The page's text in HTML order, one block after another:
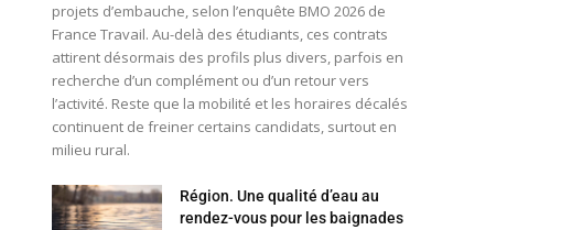
projets d’embauche, selon l’enquête BMO 2026 de
France Travail. Au-delà des étudiants, ces contrats
attirent désormais des profils plus divers, parfois en
recherche d’un complément ou d’un retour vers
l’activité. Reste que la mobilité et les horaires décalés
continuent de freiner certains candidats, surtout en
milieu rural.
Région. Une qualité d’eau au
rendez-vous pour les baignades